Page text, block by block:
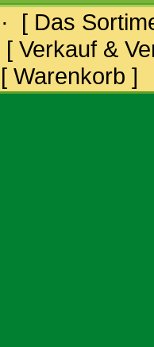
· [ Das
[ Verkauf &
[ Warenkorb ]